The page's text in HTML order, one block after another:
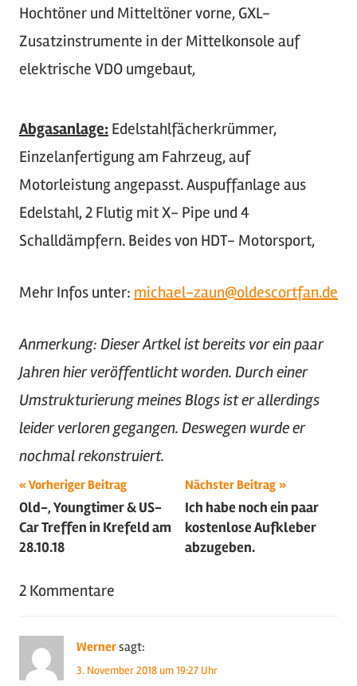
Hochtöner und Mitteltöner vorne, GXL-
Zusatzinstrumente in der Mittelkonsole auf
elektrische VDO umgebaut,
Abgasanlage: Edelstahlfächerkrümmer,
Einzelanfertigung am Fahrzeug, auf
Motorleistung angepasst. Auspuffanlage aus
Edelstahl, 2 Flutig mit X- Pipe und 4
Schalldämpfern. Beides von HDT- Motorsport,
Mehr Infos unter: michael-zaun@oldescortfan.de
Anmerkung: Dieser Artkel ist bereits vor ein paar
Jahren hier veröffentlicht worden. Durch einer
Umstrukturierung meines Blogs ist er allerdings
leider verloren gegangen. Deswegen wurde er
nochmal rekonstruiert.
Schlagwörter:
2018,
Fahrzeugvorstellung,
Ford,
Beitragsnavigation
Vorheriger Beitrag
Old-, Youngtimer & US-
Car Treffen in Krefeld am
28.10.18
Nächster Beitrag
Ich habe noch ein paar
kostenlose Aufkleber
abzugeben.
2 Kommentare
Wernersagt:
3. November 2018 um 19:27 Uhr